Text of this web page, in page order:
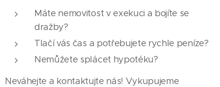
Máte nemovitost v exekuci a bojíte se
dražby?
Tlačí vás čas a potřebujete rychle peníze?
Nemůžete splácet hypotéku?
Neváhejte a kontaktujte nás! Vykupujeme